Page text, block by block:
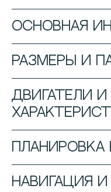
Основная
Размеры и
Двигатели
Навигация и